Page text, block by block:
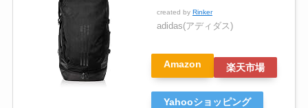
created by Rinker
adidas(アディダス)
Amazon 楽天市場
Yahooショッピング